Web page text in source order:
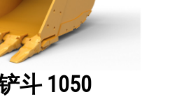
斗 1050